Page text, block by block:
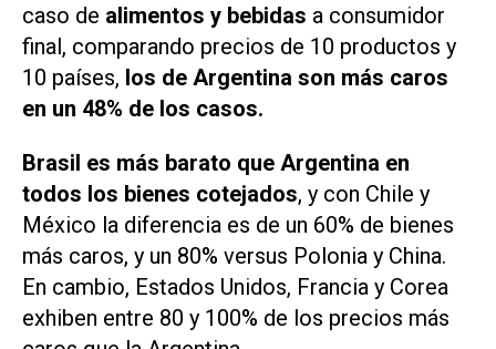
caso de alimentos y bebidas a consumidor
final, comparando precios de 10 productos y
10 países, los de Argentina son más caros
en un 48% de los casos.
Brasil es más barato que Argentina en
todos los bienes cotejados, y con Chile y
México la diferencia es de un 60% de bienes
más caros, y un 80% versus Polonia y China.
En cambio, Estados Unidos, Francia y Corea
exhiben entre 80 y 100% de los precios más